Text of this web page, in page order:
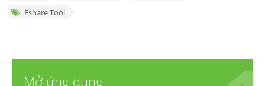
Fshare Tool
Mở ứng dụng